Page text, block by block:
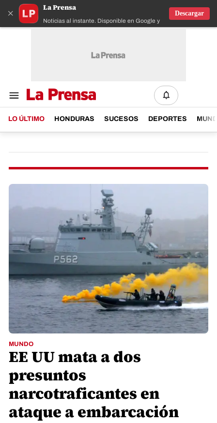
×
La Prensa
Noticias al instante. Disponible en Google y IOS
Descargar
LO ÚLTIMO HONDURAS SUCESOS DEPORTES
MUNDO
EE UU mata a dos
presuntos
narcotraficantes en
ataque a embarcación